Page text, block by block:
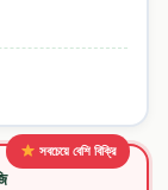
সবচেয়ে বেশি বিক্রি